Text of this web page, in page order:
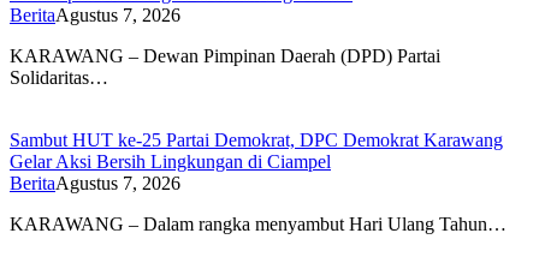
BeritaAgustus 7, 2026
KARAWANG – Dewan Pimpinan Daerah (DPD) Partai
Solidaritas…
Sambut HUT ke-25 Partai Demokrat, DPC Demokrat Karawang
Gelar Aksi Bersih Lingkungan di Ciampel
BeritaAgustus 7, 2026
KARAWANG – Dalam rangka menyambut Hari Ulang Tahun…